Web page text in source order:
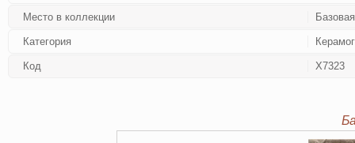
Место в коллекции
Категория
Код Х7323